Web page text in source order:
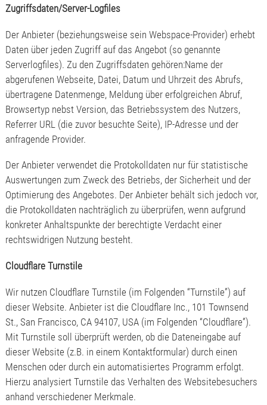
Zugriffsdaten/Server-Logfiles
Der Anbieter (beziehungsweise sein Webspace-Provider) erhebt
Daten über jeden Zugriff auf das Angebot (so genannte
Serverlogfiles). Zu den Zugriffsdaten gehören:Name der
abgerufenen Webseite, Datei, Datum und Uhrzeit des Abrufs,
übertragene Datenmenge, Meldung über erfolgreichen Abruf,
Browsertyp nebst Version, das Betriebssystem des Nutzers,
Referrer URL (die zuvor besuchte Seite), IP-Adresse und der
anfragende Provider.
Der Anbieter verwendet die Protokolldaten nur für statistische
Auswertungen zum Zweck des Betriebs, der Sicherheit und der
Optimierung des Angebotes. Der Anbieter behält sich jedoch vor,
die Protokolldaten nachträglich zu überprüfen, wenn aufgrund
konkreter Anhaltspunkte der berechtigte Verdacht einer
rechtswidrigen Nutzung besteht.
Cloudflare Turnstile
Wir nutzen Cloudflare Turnstile (im Folgenden “Turnstile”) auf
dieser Website. Anbieter ist die Cloudflare Inc., 101 Townsend
St., San Francisco, CA 94107, USA (im Folgenden “Cloudflare”).
Mit Turnstile soll überprüft werden, ob die Dateneingabe auf
dieser Website (z.B. in einem Kontaktformular) durch einen
Menschen oder durch ein automatisiertes Programm erfolgt.
Hierzu analysiert Turnstile das Verhalten des Websitebesuchers
anhand verschiedener Merkmale.